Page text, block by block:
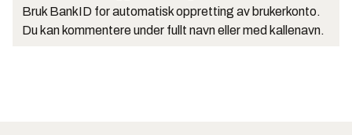
Bruk BankID for automatisk oppretting av brukerkonto.
Du kan kommentere under fullt navn eller med kallenavn.